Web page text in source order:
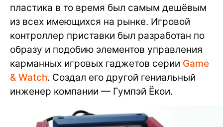
пластика в то время был самым дешёвым
из всех имеющихся на рынке. Игровой
контроллер приставки был разработан по
образу и подобию элементов управления
карманных игровых гаджетов серии Game
& Watch. Создал его другой гениальный
инженер компании — Гумпэй Ёкои.